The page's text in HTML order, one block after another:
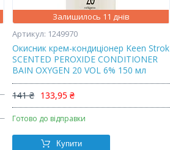
Залишилось 11 днів
1249970
Окисник крем-кондиціонер Keen Strok
SCENTED PEROXIDE CONDITIONER
BAIN OXYGEN 20 VOL 6% 150 мл
141 ₴ 133,95 ₴
Готово до відправки
Купити